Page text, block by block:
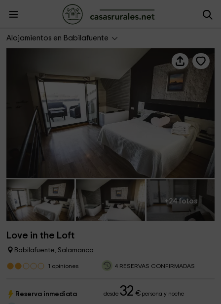
Alojamientos en Babilafuente
+24 fotos
Love in the Loft
Babilafuente, Salamanca
1 opiniones 4 RESERVAS CONFIRMADAS
Reserva inmediata desde32 €persona y noche